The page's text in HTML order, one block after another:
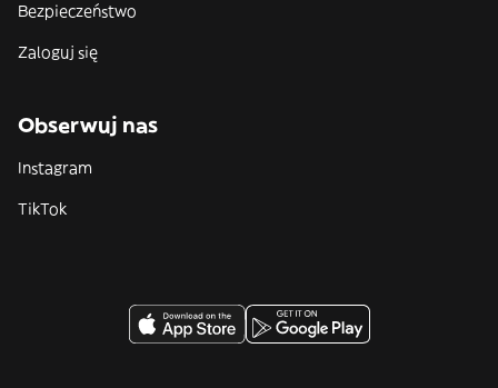
Bezpieczeństwo
Zaloguj się
Obserwuj nas
Instagram
TikTok